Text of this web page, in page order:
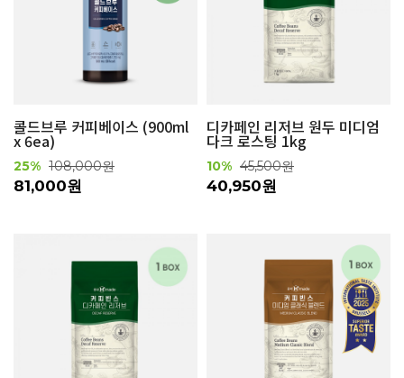
콜드브루 커피베이스 (900ml
x 6ea)
25% 108,000원
81,000원
디카페인 리저브 원두 미디엄
다크 로스팅 1kg
10% 45,500원
40,950원